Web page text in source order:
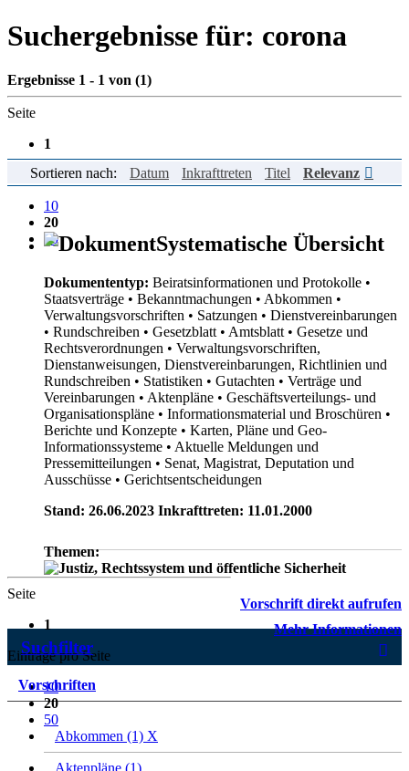
Suchergebnisse für: corona
Ergebnisse 1 - 1 von (1)
Seite
1
Einträge pro Seite
10
20
50
Sortieren nach: Datum Inkrafttreten Titel Relevanz
Systematische Übersicht
Dokumententyp: Beiratsinformationen und Protokolle •
Staatsverträge • Bekanntmachungen • Abkommen •
Verwaltungsvorschriften • Satzungen • Dienstvereinbarungen
• Rundschreiben • Gesetzblatt • Amtsblatt • Gesetze und
Rechtsverordnungen • Verwaltungsvorschriften,
Dienstanweisungen, Dienstvereinbarungen, Richtlinien und
Rundschreiben • Statistiken • Gutachten • Verträge und
Vereinbarungen • Aktenpläne • Geschäftsverteilungs- und
Organisationspläne • Informationsmaterial und Broschüren •
Berichte und Konzepte • Karten, Pläne und Geo-
Informationssysteme • Aktuelle Meldungen und
Pressemitteilungen • Senat, Magistrat, Deputation und
Ausschüsse • Gerichtsentscheidungen
Stand: 26.06.2023 Inkrafttreten: 11.01.2000
Themen:
Vorschrift direkt aufrufen
Mehr Informationen
Seite
1
Einträge pro Seite
10
20
50
Suchfilter
Vorschriften
Abkommen (1) X
Aktenpläne (1)